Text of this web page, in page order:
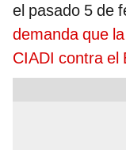
el pasado 5 de
demanda que
CIADI contra el